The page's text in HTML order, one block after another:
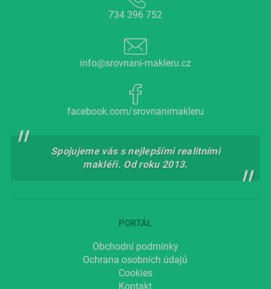
734 396 752
info@srovnani-makleru.cz
facebook.com/srovnanimakleru
Spojujeme vás s nejlepšími realitními
makléři. Od roku 2013.
PORTÁL
Obchodní podmínky
Ochrana osobních údajů
Cookies
Kontakt